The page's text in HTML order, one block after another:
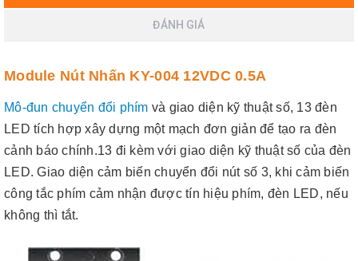
ĐÁNH GIÁ
Module Nút Nhấn KY-004 12VDC 0.5A
Mô-đun chuyển đổi phím và giao diện kỹ thuật số, 13 đèn
LED tích hợp xây dựng một mạch đơn giản để tạo ra đèn
cảnh báo chính.13 đi kèm với giao diện kỹ thuật số của đèn
LED.Giao diện cảm biến chuyển đổi nút số 3, khi cảm biến
công tắc phím cảm nhận được tín hiệu phím, đèn LED, nếu
không thì tắt.